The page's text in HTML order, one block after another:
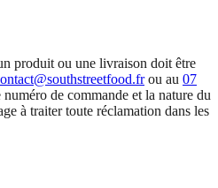
produit ou une livraison doit être
ou au 07
de commande et la nature du
à traiter toute réclamation dans les